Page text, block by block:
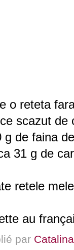
o reteta
scazut de
g de faina
31 g de
retele
au
par Catalina